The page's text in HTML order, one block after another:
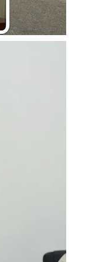
அம்பாறை
பதவியேற்பு